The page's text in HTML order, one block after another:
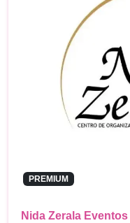
PREMIUM
Nida Zerala Eventos